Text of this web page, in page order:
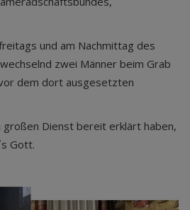
und am Nachmittag des
zwei Männer beim Grab
dem dort ausgesetzten
großen Dienst bereit erklärt haben,
Gott.